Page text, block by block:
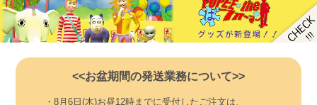
<<お盆期間の発送業務について>>
・8月6日(木)お昼12時までに受付したご注文は、